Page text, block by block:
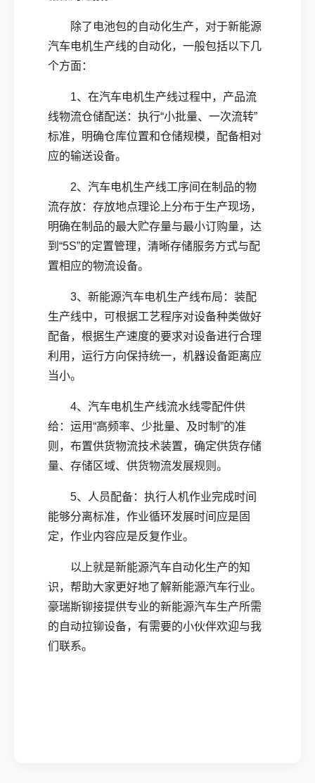
除了电池包的自动化生产，对于新能源
汽车电机生产线的自动化，一般包括以下几
个方面：
1、在汽车电机生产线过程中，产品流
线物流仓储配送：执行“小批量、一次流转”
标准，明确仓库位置和仓储规模，配备相对
应的输送设备。
2、汽车电机生产线工序间在制品的物
流存放：存放地点理论上分布于生产现场，
明确在制品的最大贮存量与最小订购量，达
到“5S”的定置管理，清晰存储服务方式与配
置相应的物流设备。
3、新能源汽车电机生产线布局：装配
生产线中，可根据工艺程序对设备种类做好
配备，根据生产速度的要求对设备进行合理
利用，运行方向保持统一，机器设备距离应
当小。
4、汽车电机生产线流水线零配件供
给：运用“高频率、少批量、及时制”的准
则，布置供货物流技术装置，确定供货存储
量、存储区域、供货物流发展规则。
5、人员配备：执行人机作业完成时间
能够分离标准，作业循环发展时间应是固
定，作业内容应是反复作业。
以上就是新能源汽车自动化生产的知
识，帮助大家更好地了解新能源汽车行业。
豪瑞斯铆接提供专业的新能源汽车生产所需
的自动拉铆设备，有需要的小伙伴欢迎与我
们联系。